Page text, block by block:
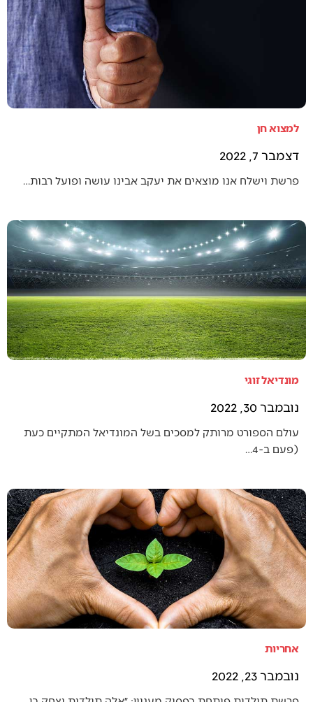
למצוא חן
דצמבר 7, 2022
פרשת וישלח אנו מוצאים את יעקב אבינו עושה ופועל רבות…
מונדיאל זוגי
נובמבר 30, 2022
עולם הספורט מרותק למסכים בשל המונדיאל המתקיים כעת
(פעם ב-4…
אחריות
נובמבר 23, 2022